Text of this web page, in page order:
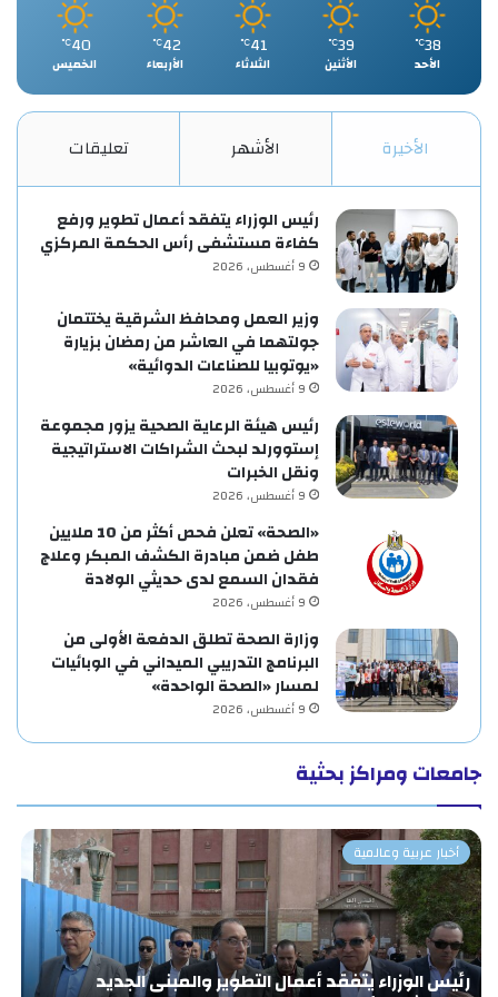
38
℃
الأحد
39
℃
الأثنين
41
℃
الثلاثاء
42
℃
الأربعاء
40
℃
الخميس
الأخيرة الأشهر تعليقات
رئيس الوزراء يتفقد أعمال تطوير ورفع
كفاءة مستشفى رأس الحكمة المركزي
9 أغسطس، 2026
وزير العمل ومحافظ الشرقية يختتمان
جولتهما في العاشر من رمضان بزيارة
«يوتوبيا للصناعات الدوائية»
9 أغسطس، 2026
رئيس هيئة الرعاية الصحية يزور مجموعة
إستوورلد لبحث الشراكات الاستراتيجية
ونقل الخبرات
9 أغسطس، 2026
«الصحة» تعلن فحص أكثر من 10 ملايين
طفل ضمن مبادرة الكشف المبكر وعلاج
فقدان السمع لدى حديثي الولادة
9 أغسطس، 2026
وزارة الصحة تطلق الدفعة الأولى من
البرنامج التدريبي الميداني في الوبائيات
لمسار «الصحة الواحدة»
9 أغسطس، 2026
جامعات ومراكز بحثية
أخبار عربية وعالمية
رئيس الوزراء يتفقد أعمال التطوير والمبنى الجديد